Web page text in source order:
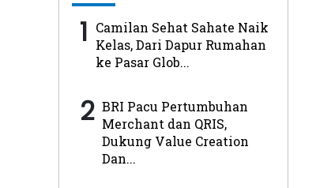
1 Camilan Sehat Sahate Naik
Kelas, Dari Dapur Rumahan
ke Pasar Glob...
2 BRI Pacu Pertumbuhan
Merchant dan QRIS,
Dukung Value Creation
Dan...